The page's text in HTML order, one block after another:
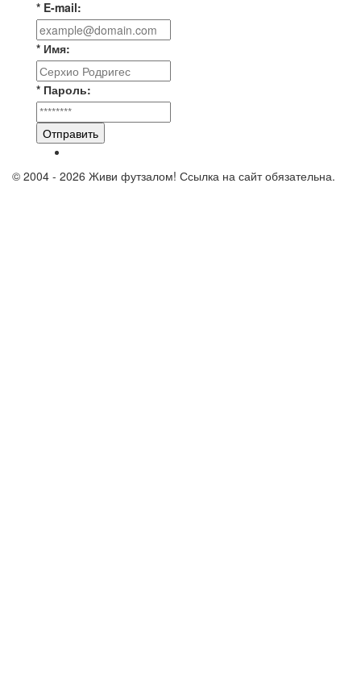
* E-mail:
* Имя:
* Пароль:
Отправить
© 2004 - 2026 Живи футзалом! Ссылка на сайт обязательна.